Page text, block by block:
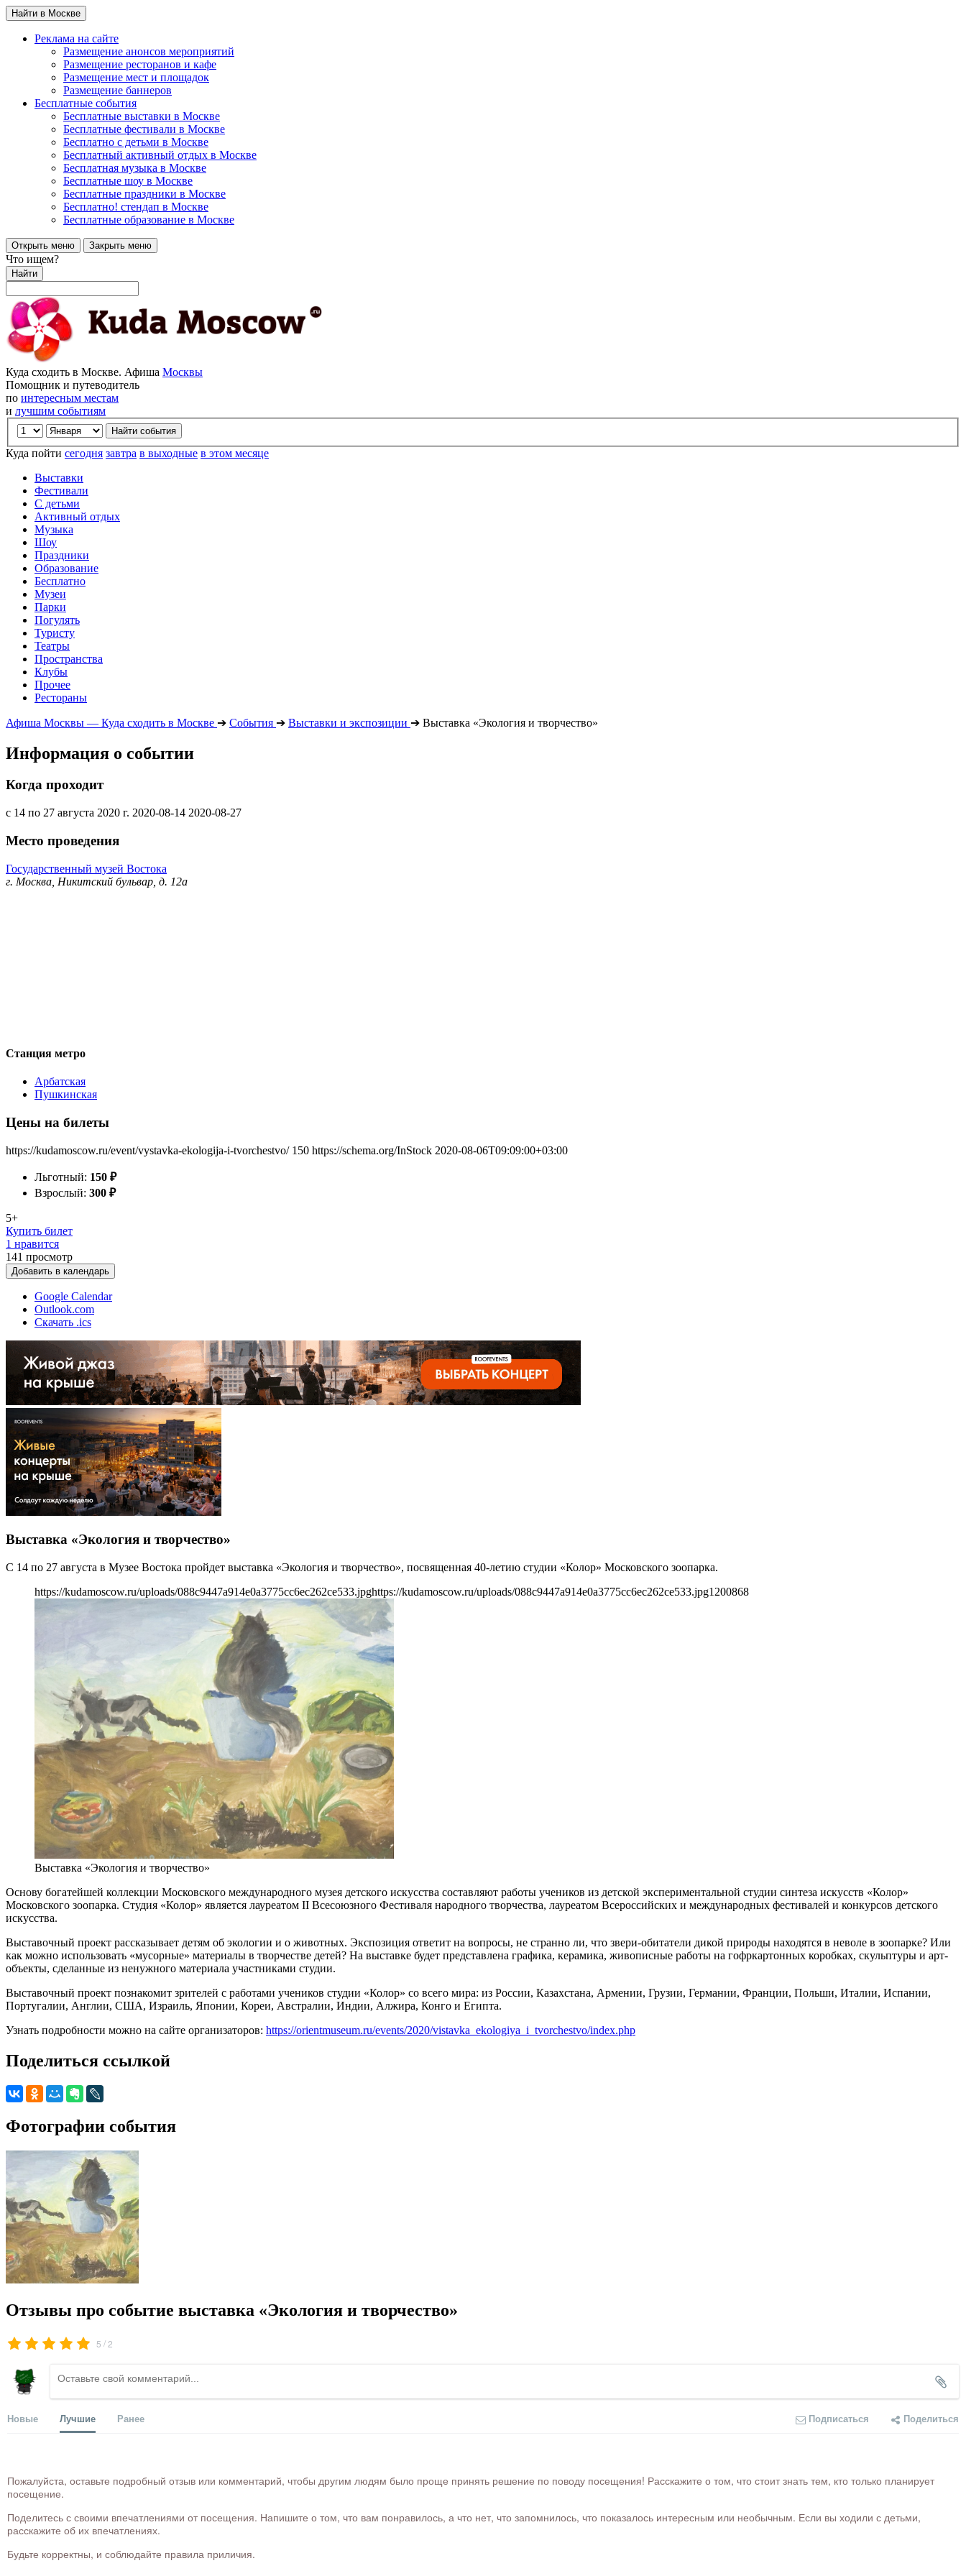
Найти в Москве
Реклама на сайте
Размещение анонсов мероприятий
Размещение ресторанов и кафе
Размещение мест и площадок
Размещение баннеров
Бесплатные события
Бесплатные выставки в Москве
Бесплатные фестивали в Москве
Бесплатно с детьми в Москве
Бесплатный активный отдых в Москве
Бесплатная музыка в Москве
Бесплатные шоу в Москве
Бесплатные праздники в Москве
Бесплатно! стендап в Москве
Бесплатные образование в Москве
Открыть меню Закрыть меню
Что ищем?
Найти
Куда сходить в Москве. Афиша Москвы
Помощник и путеводитель
по интересным местам
и лучшим событиям
Куда пойти сегодня завтра в выходные в этом месяце
Выставки
Фестивали
С детьми
Активный отдых
Музыка
Шоу
Праздники
Образование
Бесплатно
Музеи
Парки
Погулять
Туристу
Театры
Пространства
Клубы
Прочее
Рестораны
Афиша Москвы — Куда сходить в Москве ➔ События ➔ Выставки и экспозиции ➔ Выставка «Экология и творчество»
Информация о событии
Когда проходит
с 14 по 27 августа 2020 г. 2020-08-14 2020-08-27
Место проведения
Государственный музей Востока
г. Москва, Никитский бульвар, д. 12а
Станция метро
Арбатская
Пушкинская
Цены на билеты
https://kudamoscow.ru/event/vystavka-ekologija-i-tvorchestvo/ 150 https://schema.org/InStock 2020-08-06T09:09:00+03:00
Льготный: 150 ₽
Взрослый: 300 ₽
5+
Купить билет
1 нравится
141 просмотр
Добавить в календарь
Google Calendar
Outlook.com
Скачать .ics
Выставка «Экология и творчество»
С 14 по 27 августа в Музее Востока пройдет выставка «Экология и творчество», посвященная 40-летию студии «Колор» Московского зоопарка.
https://kudamoscow.ru/uploads/088c9447a914e0a3775cc6ec262ce533.jpghttps://kudamoscow.ru/uploads/088c9447a914e0a3775cc6ec262ce533.jpg1200868
Выставка «Экология и творчество»
Основу богатейшей коллекции Московского международного музея детского искусства составляют работы учеников из детской экспериментальной студии синтеза искусств «Колор»
Московского зоопарка. Студия «Колор» является лауреатом II Всесоюзного Фестиваля народного творчества, лауреатом Всероссийских и международных фестивалей и конкурсов детского
искусства.
Выставочный проект рассказывает детям об экологии и о животных. Экспозиция ответит на вопросы, не странно ли, что звери-обитатели дикой природы находятся в неволе в зоопарке? Или
как можно использовать «мусорные» материалы в творчестве детей? На выставке будет представлена графика, керамика, живописные работы на гофркартонных коробках, скульптуры и арт-
объекты, сделанные из ненужного материала участниками студии.
Выставочный проект познакомит зрителей с работами учеников студии «Колор» со всего мира: из России, Казахстана, Армении, Грузии, Германии, Франции, Польши, Италии, Испании,
Португалии, Англии, США, Израиль, Японии, Кореи, Австралии, Индии, Алжира, Конго и Египта.
Узнать подробности можно на сайте организаторов: https://orientmuseum.ru/events/2020/vistavka_ekologiya_i_tvorchestvo/index.php
Поделиться ссылкой
Фотографии события
Отзывы про событие выставка «Экология и творчество»
5 /2
Новые Лучшие Ранее Подписаться Поделиться
Пожалуйста, оставьте подробный отзыв или комментарий, чтобы другим людям было проще принять решение по поводу посещения! Расскажите о том, что стоит знать тем, кто только планирует
посещение.
Поделитесь с своими впечатлениями от посещения. Напишите о том, что вам понравилось, а что нет, что запомнилось, что показалось интересным или необычным. Если вы ходили с детьми,
расскажите об их впечатлениях.
Будьте корректны, и соблюдайте правила приличия.